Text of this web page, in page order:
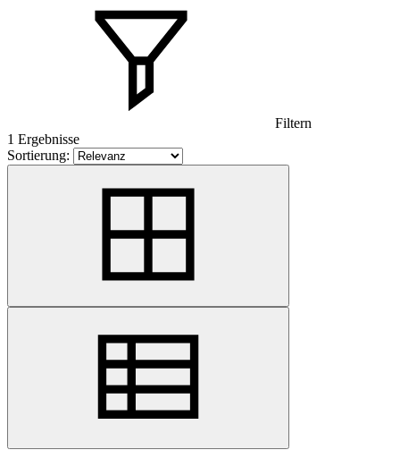
Filtern
1 Ergebnisse
Sortierung: